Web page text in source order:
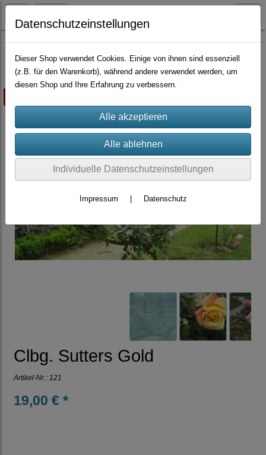
Container-Rosen
Clbg. Sutters Gold
Artikel-Nr.: 121
19,00 € *
Datenschutzeinstellungen
Dieser Shop verwendet Cookies. Einige von ihnen sind essenziell
(z.B. für den Warenkorb), während andere verwendet werden, um
diesen Shop und Ihre Erfahrung zu verbessern.
Individuelle Datenschutzeinstellungen
Impressum Datenschutz